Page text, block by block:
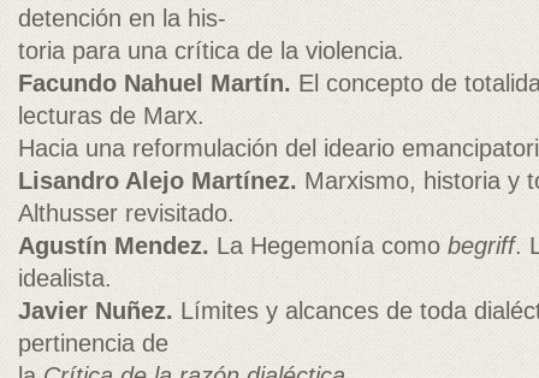
detención en la his-
toria para una crítica de la violencia.
Facundo Nahuel Martín. El concepto de
lecturas de Marx.
Hacia una reformulación del ideario
Lisandro Alejo Martínez.Marxismo, historia y
Althusser revisitado.
Agustín Mendez.La Hegemonía como begriff.
idealista.
Javier Nuñez. Límites y alcances de toda
pertinencia de